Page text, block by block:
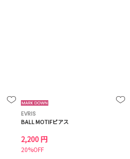
EVRIS
BALL MOTIFピアス
2,200 円
20%OFF